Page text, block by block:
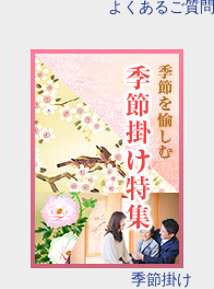
よくあるご質問
季節掛け